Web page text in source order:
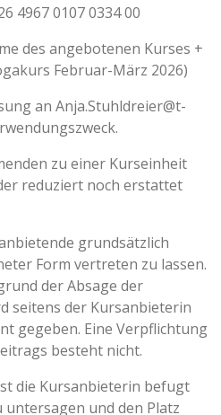
4967 0107 0334 00
des angebotenen Kurses +
Februar-März 2026)
an Anja.Stuhldreier@t-
zu einer Kurseinheit
reduziert noch erstattet
grundsätzlich
Form vertreten zu lassen.
der Absage der
seitens der Kursanbieterin
gegeben. Eine Verpflichtung
besteht nicht.
die Kursanbieterin befugt
untersagen und den Platz